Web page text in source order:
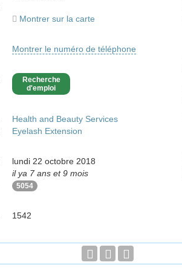
Montrer sur la carte
Montrer le numéro de téléphone
Recherche
d'emploi
Health and Beauty Services
Eyelash Extension
lundi 22 octobre 2018
il ya 7 ans et 9 mois
5054
1542